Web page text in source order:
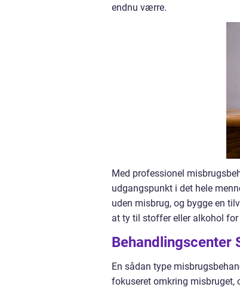
endnu værre.
Med professionel
udgangspunkt i det hele
uden misbrug, og bygge en
at ty til stoffer eller alkohol for
Behandlingscenter
En sådan type
fokuseret omkring misbruget,